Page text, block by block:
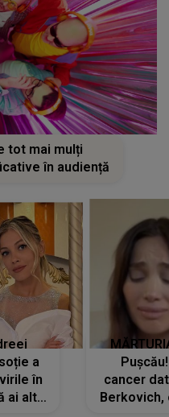
tot mai mulți
în audiență
a
în
ai altă
cancer